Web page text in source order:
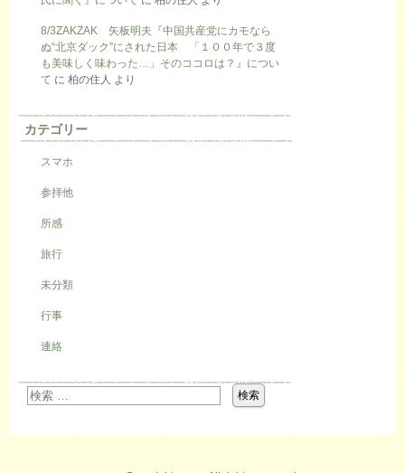
8/3ZAKZAK 矢板明夫『中国共産党にカモなら
ぬ“北京ダック”にされた日本 「１００年で３度
も美味しく味わった…」そのココロは？』につい
て に 柏の住人 より
カテゴリー
スマホ
参拝他
所感
旅行
未分類
行事
連絡